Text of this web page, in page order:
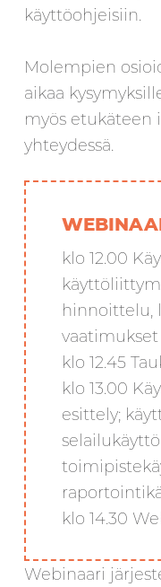
käyttöohjeisiin.
Molempien
aikaa
myös etukäteen
yhteydessä.
klo 12.00
hinnoittelu,
klo 12.45
klo 13.00
esittely;
klo 14.30
Webinaari